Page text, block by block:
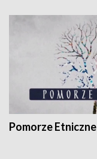
Pomorze Etniczne